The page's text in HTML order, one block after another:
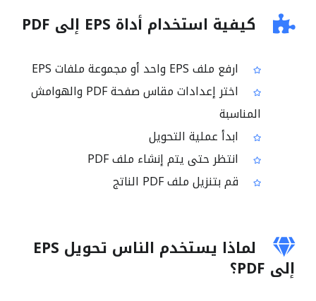
كيفية استخدام أداة EPS إلى PDF
ارفع ملف EPS واحد أو مجموعة ملفات EPS
اختر إعدادات مقاس صفحة PDF والهوامش
المناسبة
ابدأ عملية التحويل
انتظر حتى يتم إنشاء ملف PDF
قم بتنزيل ملف PDF الناتج
لماذا يستخدم الناس تحويل EPS
إلى PDF؟